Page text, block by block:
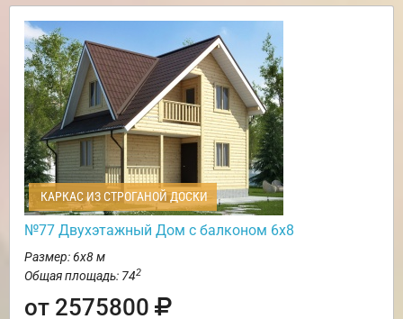
КАРКАС ИЗ СТРОГАНОЙ ДОСКИ
№77 Двухэтажный Дом с балконом 6х8
Размер: 6х8 м
Общая площадь: 742
от 2575800